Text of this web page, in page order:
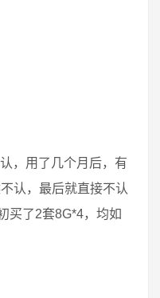
，用了几个月后，有
认，最后就直接不认
买了2套8G*4，均如